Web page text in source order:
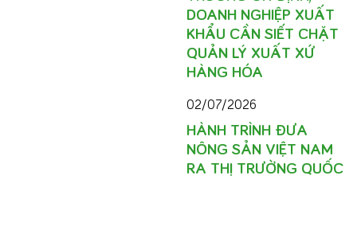
DOANH NGHIỆP XUẤT
KHẨU CẦN SIẾT CHẶT
QUẢN LÝ XUẤT XỨ
HÀNG HÓA
02/07/2026
HÀNH TRÌNH ĐƯA
NÔNG SẢN VIỆT NAM
RA THỊ TRƯỜNG QUỐC